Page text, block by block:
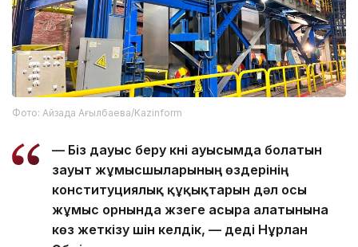
Фото: Айзада Ағылбаева/Kazinform
— Біз дауыс беру күні ауысымда болатын
зауыт жұмысшыларының өздерінің
конституциялық құқықтарын дәл осы
жұмыс орнында жүзеге асыра алатынына
көз жеткізу үшін келдік, — деді Нұрлан